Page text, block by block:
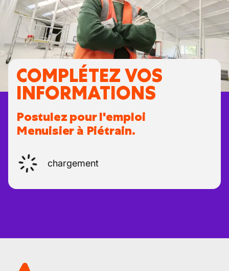
COMPLÉTEZ VOS
INFORMATIONS
Postulez pour l'emploi
Menuisier à Piétrain.
chargement